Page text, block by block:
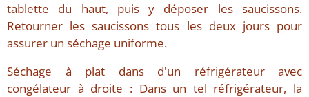
tablette du haut, puis y déposer les saucissons.
Retourner les saucissons tous les deux jours pour
assurer un séchage uniforme.
Séchage à plat dans d'un réfrigérateur avec
congélateur à droite : Dans un tel réfrigérateur, la